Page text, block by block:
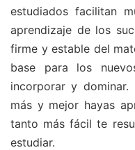
estudiados facilitan
aprendizaje de los
firme y estable del
base para los
incorporar y dominar.
más y mejor hayas
tanto más fácil te
estudiar.